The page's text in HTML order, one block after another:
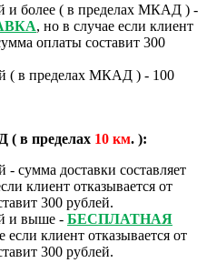
и более ( в пределах МКАД ) -
, но в случае если клиент
оплаты составит 300
( в пределах МКАД ) - 100
( в пределах 10 км. ):
- сумма доставки составляет
клиент отказывается от
300 рублей.
и выше - БЕСПЛАТНАЯ
если клиент отказывается от
300 рублей.